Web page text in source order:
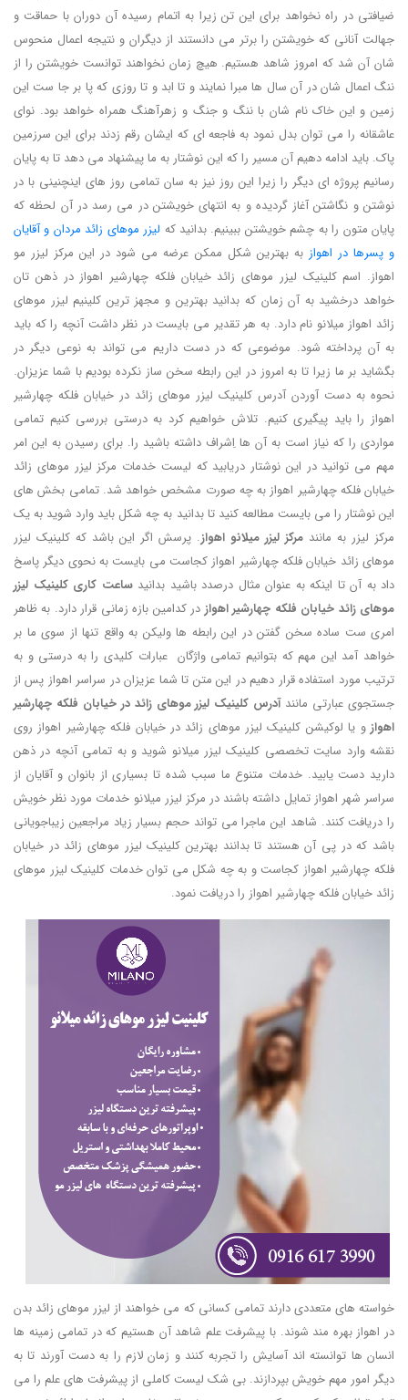
ضیافتی در راه نخواهد برای این تن زیرا به اتمام رسیده آن دوران با حماقت و
جهالت آنانی که خویشتن را برتر می دانستند از دیگران و نتیجه اعمال منحوس
شان آن شد که امروز شاهد هستیم. هیچ زمان نخواهند توانست خویشتن را از
ننگ اعمال شان در آن سال ها مبرا نمایند و تا ابد و تا روزی که پا بر جا ست این
زمین و این خاک نام شان با ننگ و جنگ و زهرآهنگ همراه خواهد بود. نوای
عاشقانه را می توان بدل نمود به فاجعه ای که ایشان رقم زدند برای این سرزمین
پاک. باید ادامه دهیم آن مسیر را که این نوشتار به ما پیشنهاد می دهد تا به پایان
رسانیم پروژه ای دیگر را زیرا این روز نیز به سان تمامی روز های اینچنینی با در
نوشتن و نگاشتن آغاز گردیده و به انتهای خویشتن در می رسد در آن لحظه که
پایان متون را به چشم خویشتن ببینیم. بدانید که لیزر موهای زائد مردان و آقایان
و پسرها در اهواز به بهترین شکل ممکن عرضه می شود در این مرکز لیزر مو
اهواز. اسم کلینیک لیزر موهای زائد خیابان فلکه چهارشیر اهواز در ذهن تان
خواهد درخشید به آن زمان که بدانید بهترین و مجهز ترین کلینیم لیزر موهای
زائد اهواز میلانو نام دارد. به هر تقدیر می بایست در نظر داشت آنچه را که باید
به آن پرداخته شود. موضوعی که در دست داریم می تواند به نوعی دیگر در
بگشاید بر ما زیرا تا به امروز در این رابطه سخن ساز نکرده بودیم با شما عزیزان.
نحوه به دست آوردن آدرس کلینیک لیزر موهای زائد در خیابان فلکه چهارشیر
اهواز را باید پیگیری کنیم. تلاش خواهیم کرد به درستی بررسی کنیم تمامی
مواردی را که نیاز است به آن ها اِشراف داشته باشید را. برای رسیدن به این امر
مهم می توانید در این نوشتار دریابید که لیست خدمات مرکز لیزر موهای زائد
خیابان فلکه چهارشیر اهواز به چه صورت مشخص خواهد شد. تمامی بخش های
این نوشتار را می بایست مطالعه کنید تا بدانید به چه شکل باید وارد شوید به یک
مرکز لیزر به مانندمرکز لیزر میلانو اهواز. پرسش اگر این باشد که کلینیک لیزر
موهای زائد خیابان فلکه چهارشیر اهواز کجاست می بایست به نحوی دیگر پاسخ
داد به آن تا اینکه به عنوان مثال درصدد باشید بدانیدساعت کاری کلینیک لیزر
موهای زائد خیابان فلکه چهارشیر اهوازدر کدامین بازه زمانی قرار دارد. به ظاهر
امری ست ساده سخن گفتن در این رابطه ها ولیکن به واقع تنها از سوی ما بر
خواهد آمد این مهم که بتوانیم تمامی واژگان عبارات کلیدی را به درستی و به
ترتیب مورد استفاده قرار دهیم در این متن تا شما عزیزان در سراسر اهواز پس از
جستجوی عبارتی مانندآدرس کلینیک لیزر موهای زائد در خیابان فلکه چهارشیر
اهوازو یا لوکیشن کلینیک لیزر موهای زائد در خیابان فلکه چهارشیر اهواز روی
نقشه وارد سایت تخصصی کلینیک لیزر میلانو شوید و به تمامی آنچه در ذهن
دارید دست یابید. خدمات متنوع ما سبب شده تا بسیاری از بانوان و آقایان از
سراسر شهر اهواز تمایل داشته باشند در مرکز لیزر میلانو خدمات مورد نظر خویش
را دریافت کنند. شاهد این ماجرا می تواند حجم بسیار زیاد مراجعین زیباجویانی
باشد که در پی آن هستند تا بدانند بهترین کلینیک لیزر موهای زائد در خیابان
فلکه چهارشیر اهواز کجاست و به چه شکل می توان خدمات کلینیک لیزر موهای
زائد خیابان فلکه چهارشیر اهواز را دریافت نمود.
خواسته های متعددی دارند تمامی کسانی که می خواهند از لیزر موهای زائد بدن
در اهواز بهره مند شوند. با پیشرفت علم شاهد آن هستیم که در تمامی زمینه ها
انسان ها توانسته اند آسایش را تجربه کنند و زمان لازم را به دست آورند تا به
دیگر امور مهم خویش بپردازند. بی شک لیست کاملی از پیشرفت های علم را می